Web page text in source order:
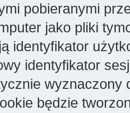
pobieranymi
jako pliki
identyfikator
identyfikator
wyznaczony
będzie